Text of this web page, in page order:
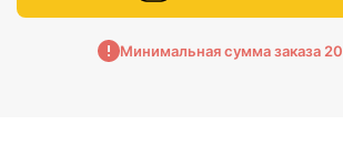
Минимальная сумма заказа